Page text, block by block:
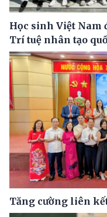
Học sinh Việt Nam
Trí tuệ nhân tạo
Tăng cường liên